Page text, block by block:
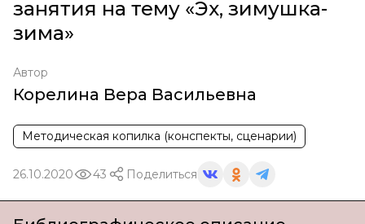
занятия на тему «Эх, зимушка-
зима»
Автор
Корелина Вера Васильевна
Методическая копилка (конспекты, сценарии)
26.10.2020 43 Поделиться